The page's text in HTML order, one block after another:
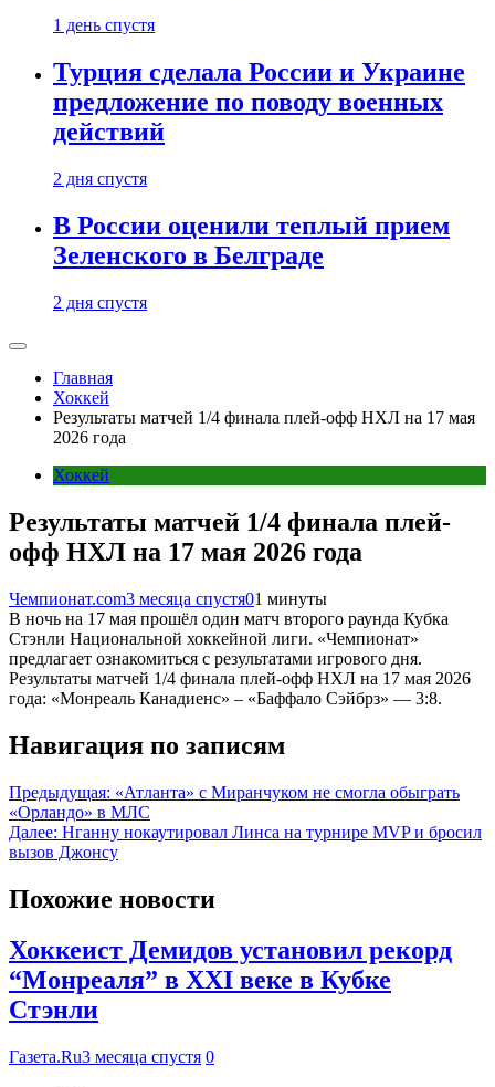
1 день спустя
Турция сделала России и Украине
предложение по поводу военных
действий
2 дня спустя
В России оценили теплый прием
Зеленского в Белграде
2 дня спустя
Главная
Хоккей
Результаты матчей 1/4 финала плей-офф НХЛ на 17 мая
2026 года
Хоккей
Результаты матчей 1/4 финала плей-
офф НХЛ на 17 мая 2026 года
Чемпионат.com3 месяца спустя01 минуты
В ночь на 17 мая прошёл один матч второго раунда Кубка
Стэнли Национальной хоккейной лиги. «Чемпионат»
предлагает ознакомиться с результатами игрового дня.
Результаты матчей 1/4 финала плей-офф НХЛ на 17 мая 2026
года: «Монреаль Канадиенс» – «Баффало Сэйбрз» — 3:8.
Навигация по записям
Предыдущая: «Атланта» с Миранчуком не смогла обыграть
«Орландо» в МЛС
Далее: Нганну нокаутировал Линса на турнире MVP и бросил
вызов Джонсу
Похожие новости
Хоккеист Демидов установил рекорд
“Монреаля” в XXI веке в Кубке
Стэнли
Газета.Ru3 месяца спустя 0